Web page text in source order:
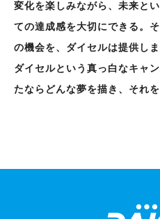
変化を楽しみながら、未来と
ての達成感を大切にできる。
の機会を、ダイセルは提供しま
ダイセルという真っ白なキャ
たならどんな夢を描き、それ